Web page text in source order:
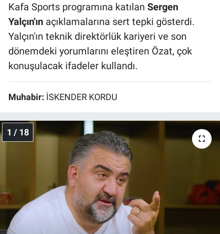
Kafa Sports programına katılan Sergen
Yalçın'ın açıklamalarına sert tepki gösterdi.
Yalçın'ın teknik direktörlük kariyeri ve son
dönemdeki yorumlarını eleştiren Özat, çok
konuşulacak ifadeler kullandı.
Muhabir: İSKENDER KORDU
1 / 18